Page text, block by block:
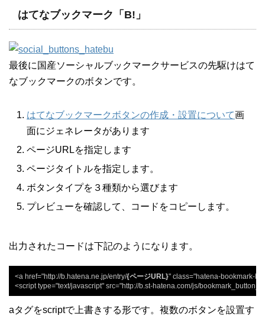
はてなブックマーク「B!」
最後に国産ソーシャルブックマークサービスの先駆けはて
なブックマークのボタンです。
はてなブックマークボタンの作成・設置について画
面にジェネレータがあります
ページURLを指定します
ページタイトルを指定します。
ボタンタイプを３種類から選びます
プレビューを確認して、コードをコピーします。
出力されたコードは下記のようになります。
<a href="http://b.hatena.ne.jp/entry/{ページURL}" class="hatena-bookmark-
<script type="text/javascript" src="http://b.st-hatena.com/js/
aタグをscriptで上書きする形です。複数のボタンを設置す